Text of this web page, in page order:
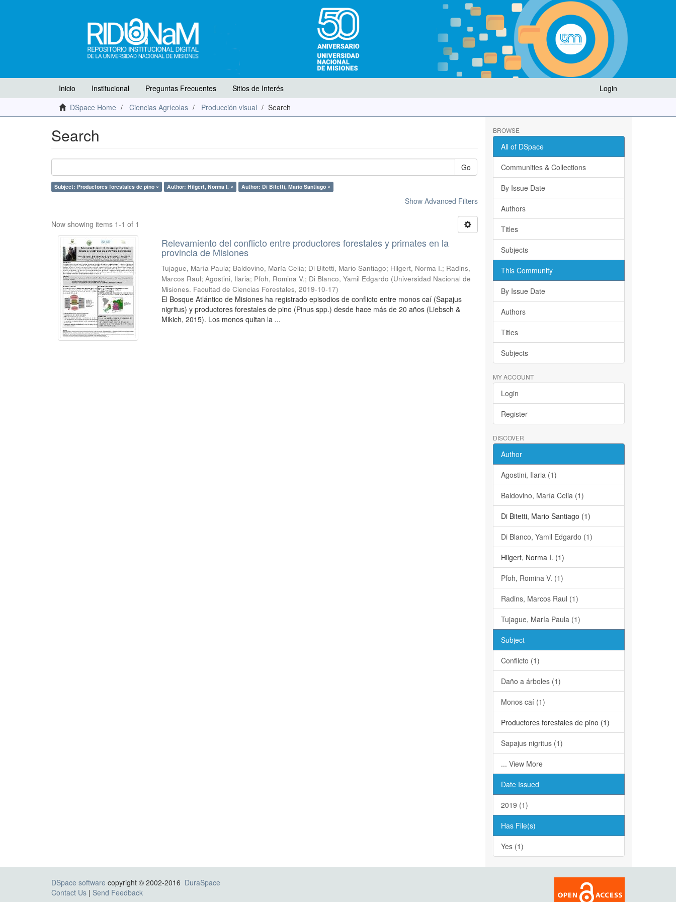
Login
Inicio Institucional Preguntas Frecuentes
Sitios de Interés
DSpace Home
Ciencias Agrícolas Producción visual Search
Search
Go
Subject: Productores forestales de pino × Author: Hilgert, Norma I. × Author: Di Bitetti, Mario Santiago ×
Show Advanced Filters
Now showing items 1-1 of 1
Relevamiento del conflicto entre productores forestales y primates en la
provincia de Misiones
Tujague, María Paula; Baldovino, María Celia; Di Bitetti, Mario Santiago; Hilgert, Norma I.; Radins,
Marcos Raul; Agostini, Ilaria; Pfoh, Romina V.; Di Blanco, Yamil Edgardo (Universidad Nacional de
Misiones. Facultad de Ciencias Forestales,2019-10-17)
El Bosque Atlántico de Misiones ha registrado episodios de conflicto entre monos caí (Sapajus
nigritus) y productores forestales de pino (Pinus spp.) desde hace más de 20 años (Liebsch &
Mikich, 2015). Los monos quitan la ...
BROWSE
All of DSpace
Communities & Collections
By Issue Date
Authors
Titles
Subjects
This Community
By Issue Date
Authors
Titles
Subjects
MY ACCOUNT
Login
Register
DISCOVER
Author
Agostini, Ilaria (1)
Baldovino, María Celia (1)
Di Bitetti, Mario Santiago (1)
Di Blanco, Yamil Edgardo (1)
Hilgert, Norma I. (1)
Pfoh, Romina V. (1)
Radins, Marcos Raul (1)
Tujague, María Paula (1)
Subject
Conflicto (1)
Daño a árboles (1)
Monos caí (1)
Productores forestales de pino (1)
Sapajus nigritus (1)
... View More
Date Issued
2019 (1)
Has File(s)
Yes (1)
DSpace software copyright © 2002-2016 DuraSpace
Contact Us | Send Feedback